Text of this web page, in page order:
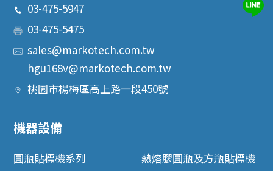
03-475-5947
03-475-5475
sales@markotech.com.tw
hgu168v@markotech.com.tw
桃園市楊梅區高上路一段450號
機器設備
圓瓶貼標機系列
熱熔膠圓瓶及方瓶貼標機